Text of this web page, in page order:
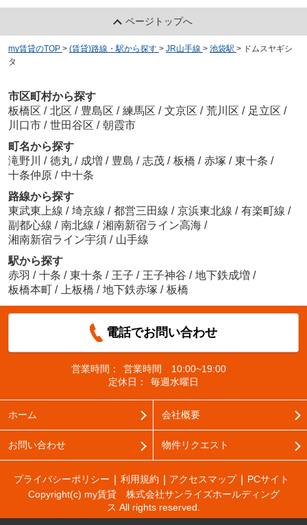
ページトップへ
my賃貸のTOP > (賃貸)路線・駅から探す > JR山手線 > 池袋駅 > ドムスヤギシ
タ
市区町村から探す
板橋区 / 北区 / 豊島区 / 練馬区 / 文京区 / 荒川区 / 足立区 /
川口市 / 世田谷区 / 朝霞市
町名から探す
滝野川 / 徳丸 / 成増 / 豊島 / 志茂 / 板橋 / 赤塚 / 東十条 /
十条仲原 / 中十条
路線から探す
東武東上線 / 埼京線 / 都営三田線 / 京浜東北線 / 有楽町線 /
副都心線 / 南北線 / 湘南新宿ライン高海 /
湘南新宿ライン宇須 / 山手線
駅から探す
赤羽 / 十条 / 東十条 / 王子 / 王子神谷 / 地下鉄成増 /
板橋本町 / 上板橋 / 地下鉄赤塚 / 板橋
電話でお問い合わせ
営業時間：
営業時間 10:00~19:00
定休日：
毎週水曜日
ホーム 会社概要
お問い合わせ 物件リクエスト
プライバシーポリシー 利用規約 アクセスマップ
PCサイト
Copyright(c) my賃貸 株式会社サンライズホールディング
ス All rights reserved.